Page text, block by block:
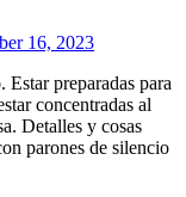
16, 2023
Estar preparadas para
concentradas al
Detalles y cosas
parones de silencio